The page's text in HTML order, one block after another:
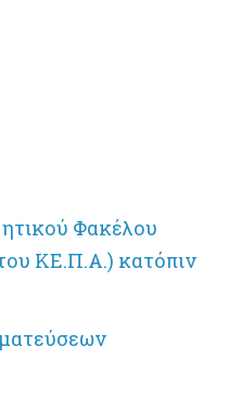
Φακέλου
ΚΕ.Π.Α.) κατόπιν